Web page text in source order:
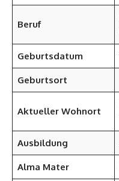
Beruf
Geburtsdatum
Geburtsort
Aktueller Wohnort
Ausbildung
Alma Mater